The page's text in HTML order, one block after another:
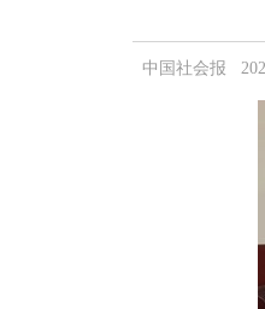
中国社会报